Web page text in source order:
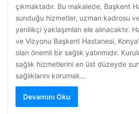
çıkmaktadır. Bu makalede, Başkent
sunduğu hizmetler, uzman kadrosu
yenilikçi yaklaşımları ele alınacaktır.
ve Vizyonu Başkent Hastanesi,
olan önemli bir sağlık yatırımıdır.
sağlık hizmetlerini en üst düzeyde
sağlıklarını korumak…
Devamını Oku